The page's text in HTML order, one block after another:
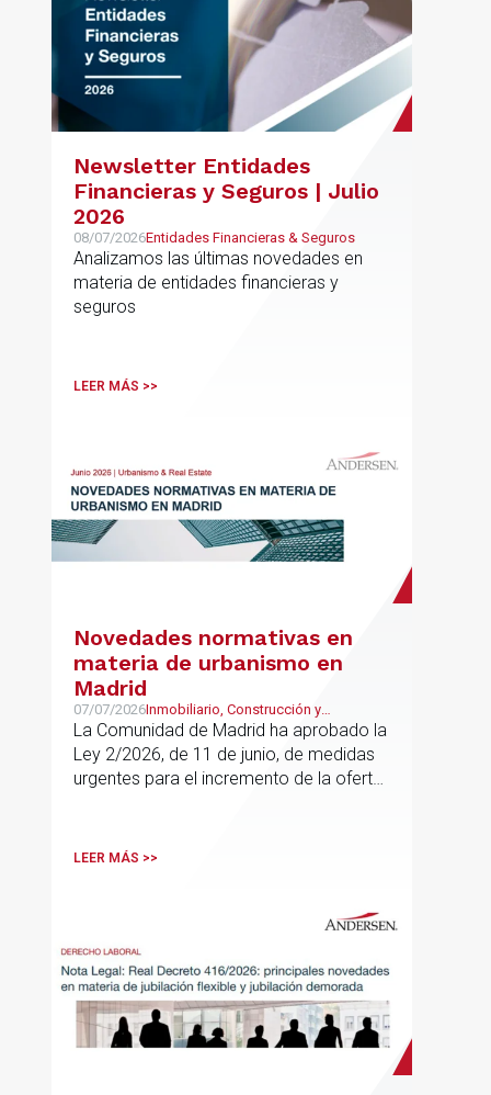
Newsletter Entidades
Financieras y Seguros | Julio
2026
08/07/2026Entidades Financieras & Seguros
Analizamos las últimas novedades en
materia de entidades financieras y
seguros
LEER MÁS >>
Novedades normativas en
materia de urbanismo en
Madrid
07/07/2026Inmobiliario, Construcción y
Urbanismo
La Comunidad de Madrid ha aprobado la
Ley 2/2026, de 11 de junio, de medidas
urgentes para el incremento de la oferta
LEER MÁS >>